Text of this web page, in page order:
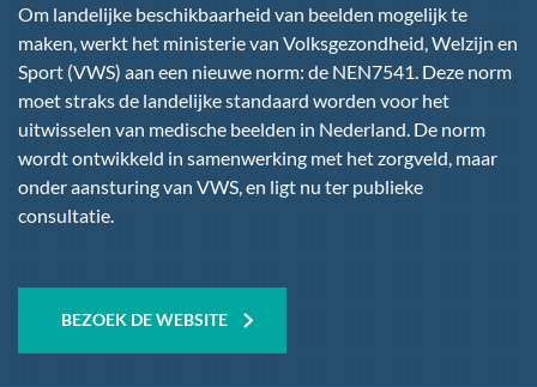
Om landelijke beschikbaarheid van beelden mogelijk te
maken, werkt het ministerie van Volksgezondheid, Welzijn en
Sport (VWS) aan een nieuwe norm: de NEN7541. Deze norm
moet straks de landelijke standaard worden voor het
uitwisselen van medische beelden in Nederland. De norm
wordt ontwikkeld in samenwerking met het zorgveld, maar
onder aansturing van VWS, en ligt nu ter publieke
consultatie.
BEZOEK DE WEBSITE